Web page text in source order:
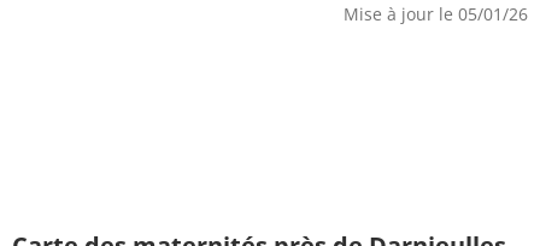
Mise à jour le 05/01/26